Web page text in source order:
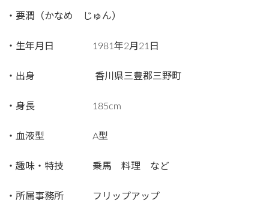
・要潤（かなめ じゅん）
・生年月日 1981年2月21日
・出身 香川県三豊郡三野町
・身長 185cm
・血液型 A型
・趣味・特技 乗馬 料理 など
・所属事務所 フリップアップ